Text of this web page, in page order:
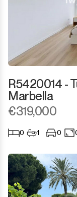
R5420014 -
Marbella
€319,000
0 1 0